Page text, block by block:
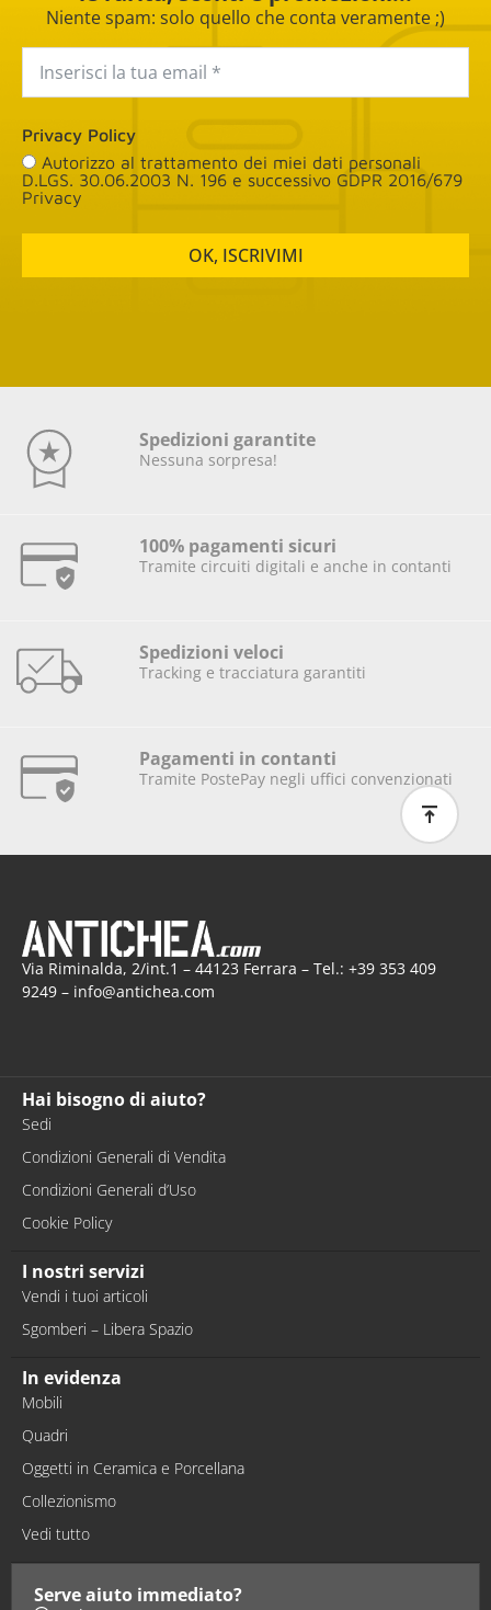
Niente spam: solo quello che conta veramente ;)
Privacy Policy
Autorizzo al trattamento dei miei dati personali
D.LGS. 30.06.2003 N. 196 e successivo GDPR 2016/679
Privacy
OK, ISCRIVIMI
Spedizioni garantite
Nessuna sorpresa!
100% pagamenti sicuri
Tramite circuiti digitali e anche in contanti
Spedizioni veloci
Tracking e tracciatura garantiti
Pagamenti in contanti
Tramite PostePay negli uffici convenzionati
Via Riminalda, 2/int.1 – 44123 Ferrara – Tel.: +39 353 409
9249 – info@antichea.com
Hai bisogno di aiuto?
Sedi
Condizioni Generali di Vendita
Condizioni Generali d’Uso
Cookie Policy
I nostri servizi
Vendi i tuoi articoli
Sgomberi – Libera Spazio
In evidenza
Mobili
Quadri
Oggetti in Ceramica e Porcellana
Collezionismo
Vedi tutto
Serve aiuto immediato?